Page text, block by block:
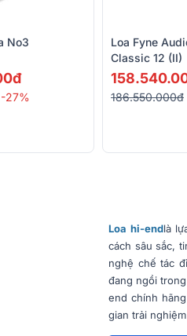
No3
-27%
Loa Fyne
Classic 12 (II)
186.550.000đ
Loa hi-endlà
cách sâu sắc,
nghệ chế tác
đang ngồi
end chính
gian trải